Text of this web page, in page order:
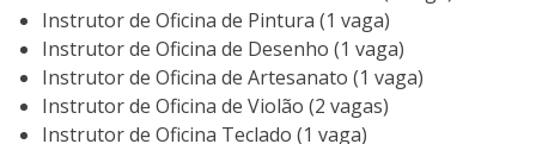
Instrutor de Oficina de Pintura (1 vaga)
Instrutor de Oficina de Desenho (1 vaga)
Instrutor de Oficina de Artesanato (1 vaga)
Instrutor de Oficina de Violão (2 vagas)
Instrutor de Oficina Teclado (1 vaga)